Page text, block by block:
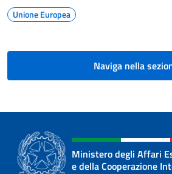
Unione Europea
Naviga nella
Ministero degli Affari
e della Cooperazione